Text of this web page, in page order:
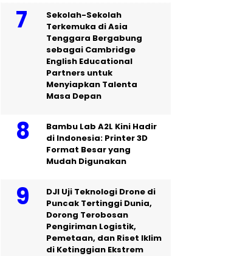
Sekolah-Sekolah
Terkemuka di Asia
Tenggara Bergabung
sebagai Cambridge
English Educational
Partners untuk
Menyiapkan Talenta
Masa Depan
Bambu Lab A2L Kini Hadir
di Indonesia: Printer 3D
Format Besar yang
Mudah Digunakan
DJI Uji Teknologi Drone di
Puncak Tertinggi Dunia,
Dorong Terobosan
Pengiriman Logistik,
Pemetaan, dan Riset Iklim
di Ketinggian Ekstrem